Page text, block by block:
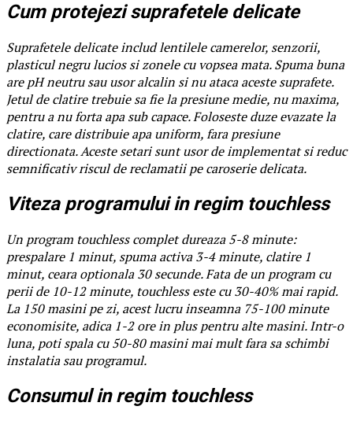
Cum protejezi suprafetele delicate
Suprafetele delicate includ lentilele camerelor, senzorii,
plasticul negru lucios si zonele cu vopsea mata. Spuma buna
are pH neutru sau usor alcalin si nu ataca aceste suprafete.
Jetul de clatire trebuie sa fie la presiune medie, nu maxima,
pentru a nu forta apa sub capace. Foloseste duze evazate la
clatire, care distribuie apa uniform, fara presiune
directionata. Aceste setari sunt usor de implementat si reduc
semnificativ riscul de reclamatii pe caroserie delicata.
Viteza programului in regim touchless
Un program touchless complet dureaza 5-8 minute:
prespalare 1 minut, spuma activa 3-4 minute, clatire 1
minut, ceara optionala 30 secunde. Fata de un program cu
perii de 10-12 minute, touchless este cu 30-40% mai rapid.
La 150 masini pe zi, acest lucru inseamna 75-100 minute
economisite, adica 1-2 ore in plus pentru alte masini. Intr-o
luna, poti spala cu 50-80 masini mai mult fara sa schimbi
instalatia sau programul.
Consumul in regim touchless